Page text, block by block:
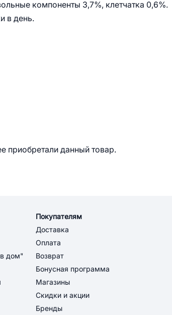
компоненты 3,7%, клетчатка 0,6%.
в день.
приобретали данный товар.
дом"
Покупателям
Доставка
Оплата
Возврат
Бонусная программа
Магазины
Скидки и акции
Бренды